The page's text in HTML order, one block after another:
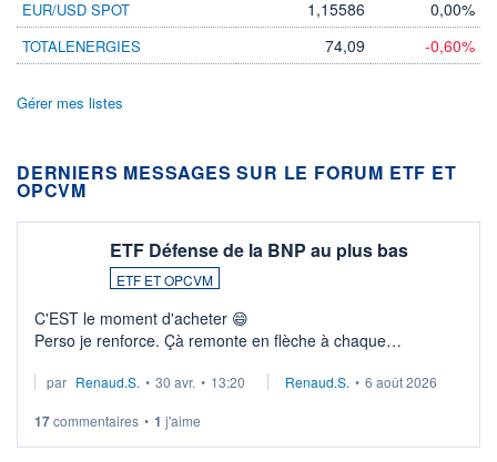
EUR/USD SPOT 1,15586 0,00%
TOTALENERGIES 74,09 -0,60%
Gérer mes listes
DERNIERS MESSAGES SUR LE FORUM ETF ET
OPCVM
ETF Défense de la BNP au plus bas
ETF ET OPCVM
C'EST le moment d'acheter 😄​
Perso je renforce. Çà remonte en flèche à chaque
Investissement long terme tip top pour sa retraite.
par Renaud.S. • 30 avr. • 13:20 Renaud.S. • 6 août 2026
17commentaires • 1 j'aime